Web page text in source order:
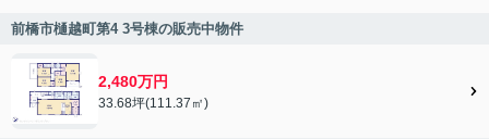
前橋市樋越町第4 3号棟の販売中物件
2,480万円
33.68坪(111.37㎡)